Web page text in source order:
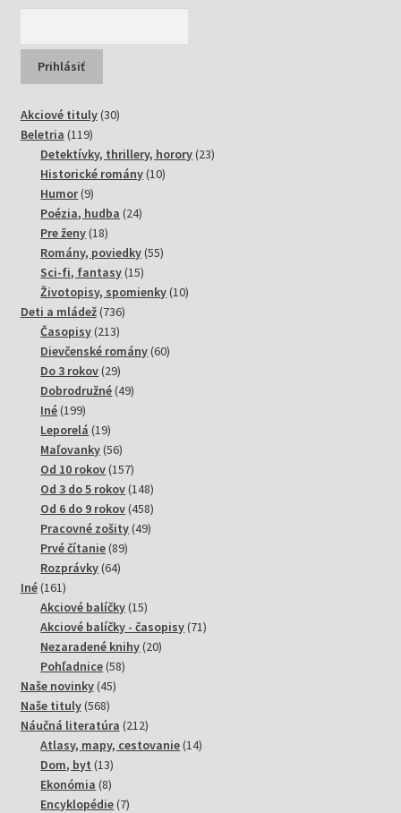
Akciové tituly 3030
Beletria 119119
produktov
Detektívky, thrillery, horory 2323
Historické romány 1010
Humor 99
produktov
Poézia, hudba 2424
Pre ženy 1818
produktov
Romány, poviedky 5555
Sci-fi, fantasy 1515
produktov
Životopisy, spomienky 1010
Deti a mládež 736736
Časopisy 213213
produktov
Dievčenské romány 6060
Do 3 rokov 2929
produktov
Dobrodružné 4949
Iné 199199
produktov
Leporelá 1919
produktov
Maľovanky 5656
produktov
Od 10 rokov 157157
produktov
Od 3 do 5 rokov 148148
produktov
Od 6 do 9 rokov 458458
produktov
Pracovné zošity 4949
Prvé čítanie 8989
Rozprávky 6464
Iné 161161
produktov
Akciové balíčky 1515
produktov
Akciové balíčky - časopisy 7171
Nezaradené knihy 2020
Pohľadnice 5858
Naše novinky 4545
Naše tituly 568568
produktov
Náučná literatúra 212212
produktov
Atlasy, mapy, cestovanie 1414
Dom, byt 1313
produktov
Ekonómia 88
produktov
Encyklopédie 77